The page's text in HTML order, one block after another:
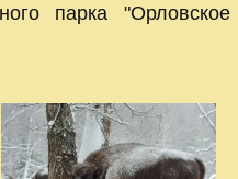
парка "Орловское